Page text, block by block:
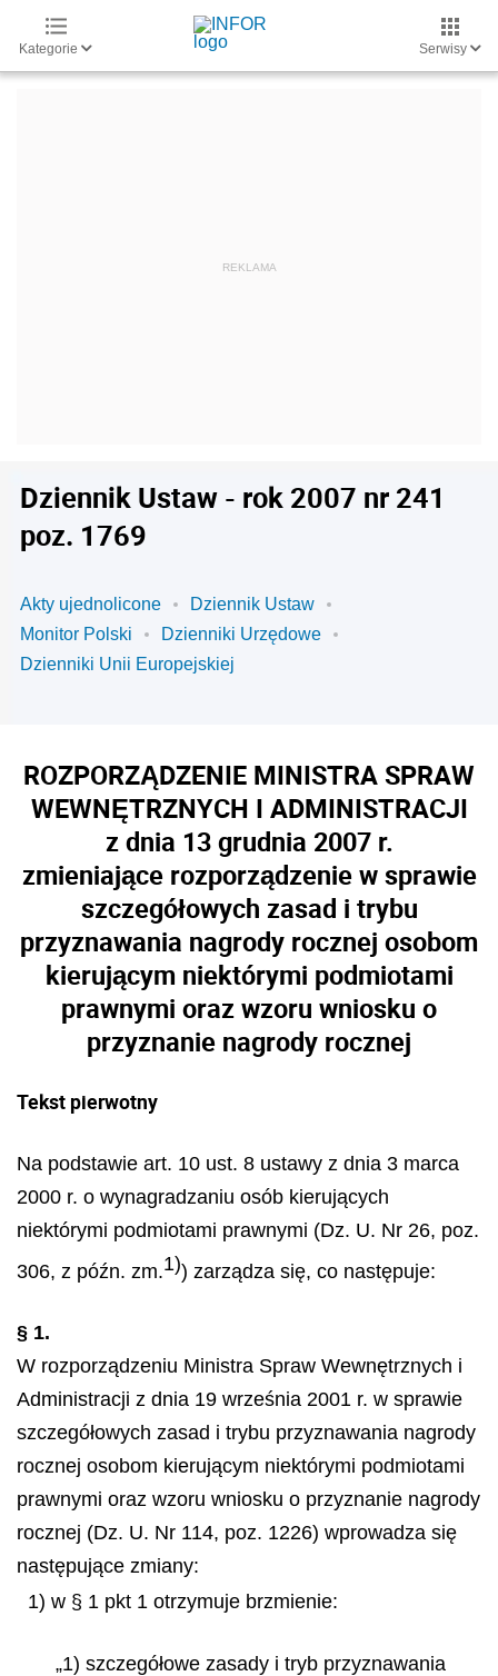
Kategorie Serwisy
Dziennik Ustaw - rok 2007 nr 241
poz. 1769
Akty ujednolicone
Dziennik Ustaw
Monitor Polski
Dzienniki Urzędowe
Dzienniki Unii Europejskiej
ROZPORZĄDZENIE MINISTRA SPRAW
WEWNĘTRZNYCH I ADMINISTRACJI
z dnia 13 grudnia 2007 r.
zmieniające rozporządzenie w sprawie
szczegółowych zasad i trybu
przyznawania nagrody rocznej osobom
kierującym niektórymi podmiotami
prawnymi oraz wzoru wniosku o
przyznanie nagrody rocznej
Tekst pierwotny
Na podstawie art. 10 ust. 8 ustawy z dnia 3 marca
2000 r. o wynagradzaniu osób kierujących
niektórymi podmiotami prawnymi (Dz. U. Nr 26, poz.
306, z późn. zm.1)) zarządza się, co następuje:
§ 1.
W rozporządzeniu Ministra Spraw Wewnętrznych i
Administracji z dnia 19 września 2001 r. w sprawie
szczegółowych zasad i trybu przyznawania nagrody
rocznej osobom kierującym niektórymi podmiotami
prawnymi oraz wzoru wniosku o przyznanie nagrody
rocznej (Dz. U. Nr 114, poz. 1226) wprowadza się
następujące zmiany:
1) w § 1 pkt 1 otrzymuje brzmienie:
„1) szczegółowe zasady i tryb przyznawania